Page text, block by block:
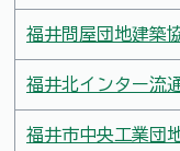
福井問屋団地建築
福井北インター流
福井市中央工業団